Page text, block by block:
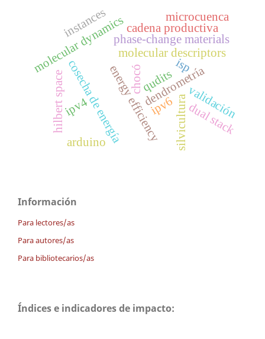
cosecha de energía ipv6
ipv4 energy efficiency
molecular descriptors
molecular dynamicsphase-change materials
qudits
hilbert space dendrometría
silvicultura
instances
dual stack
isp
cadena productiva
chocó
validación
arduino
microcuenca
Información
Para lectores/as
Para autores/as
Para bibliotecarios/as
Índices e indicadores de impacto: